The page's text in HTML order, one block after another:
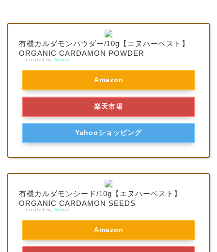
有機カルダモンパウダー/10g【エヌハーベスト】
ORGANIC CARDAMON POWDER
created by Rinker
Amazon
楽天市場
Yahooショッピング
有機カルダモンシード/10g【エヌハーベスト】
ORGANIC CARDAMON SEEDS
created by Rinker
Amazon